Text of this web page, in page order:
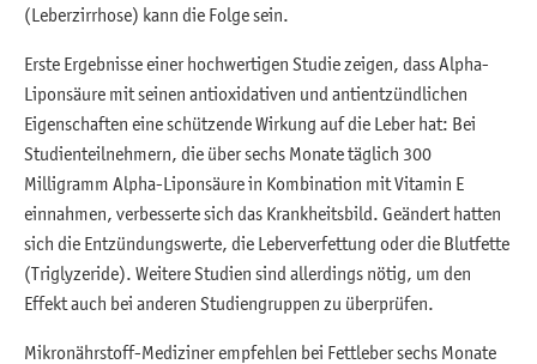
(Leberzirrhose) kann die Folge sein.
Erste Ergebnisse einer hochwertigen Studie zeigen, dass Alpha-
Liponsäure mit seinen antioxidativen und antientzündlichen
Eigenschaften eine schützende Wirkung auf die Leber hat: Bei
Studienteilnehmern, die über sechs Monate täglich 300
Milligramm Alpha-Liponsäure in Kombination mit Vitamin E
einnahmen, verbesserte sich das Krankheitsbild. Geändert hatten
sich die Entzündungswerte, die Leberverfettung oder die Blutfette
(Triglyzeride). Weitere Studien sind allerdings nötig, um den
Effekt auch bei anderen Studiengruppen zu überprüfen.
Mikronährstoff-Mediziner empfehlen bei Fettleber sechs Monate